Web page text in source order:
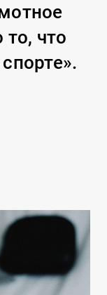
то, что